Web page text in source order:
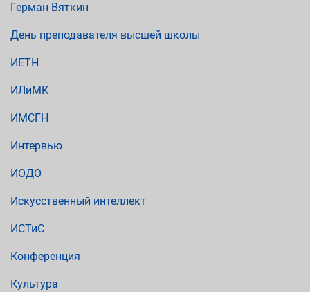
Герман Вяткин
День преподавателя высшей школы
ИЕТН
ИЛиМК
ИМСГН
Интервью
ИОДО
Искусственный интеллект
ИСТиС
Конференция
Культура